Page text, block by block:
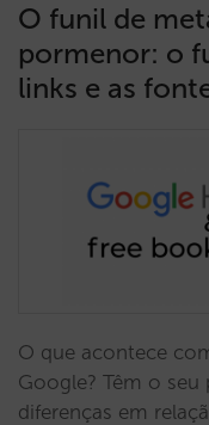
O funil de
pormenor: o
links e as
O que acontece
Google? Têm o
diferenças em